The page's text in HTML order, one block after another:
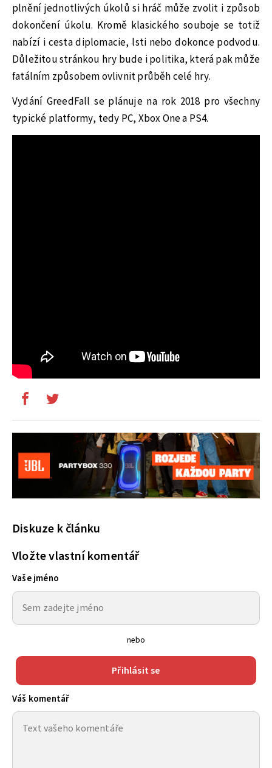
plnění jednotlivých úkolů si hráč může zvolit i způsob
dokončení úkolu. Kromě klasického souboje se totiž
nabízí i cesta diplomacie, lsti nebo dokonce podvodu.
Důležitou stránkou hry bude i politika, která pak může
fatálním způsobem ovlivnit průběh celé hry.
Vydání GreedFall se plánuje na rok 2018 pro všechny
typické platformy, tedy PC, Xbox One a PS4.
Diskuze k článku
Vložte vlastní komentář
Vaše jméno
nebo
Přihlásit se
Váš komentář